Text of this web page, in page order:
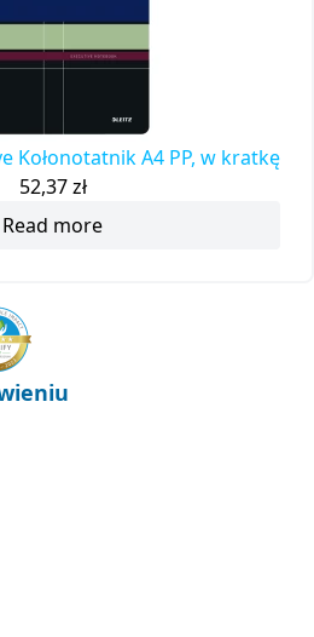
Kołonotatnik A4 PP, w kratkę
52,37zł
Read more